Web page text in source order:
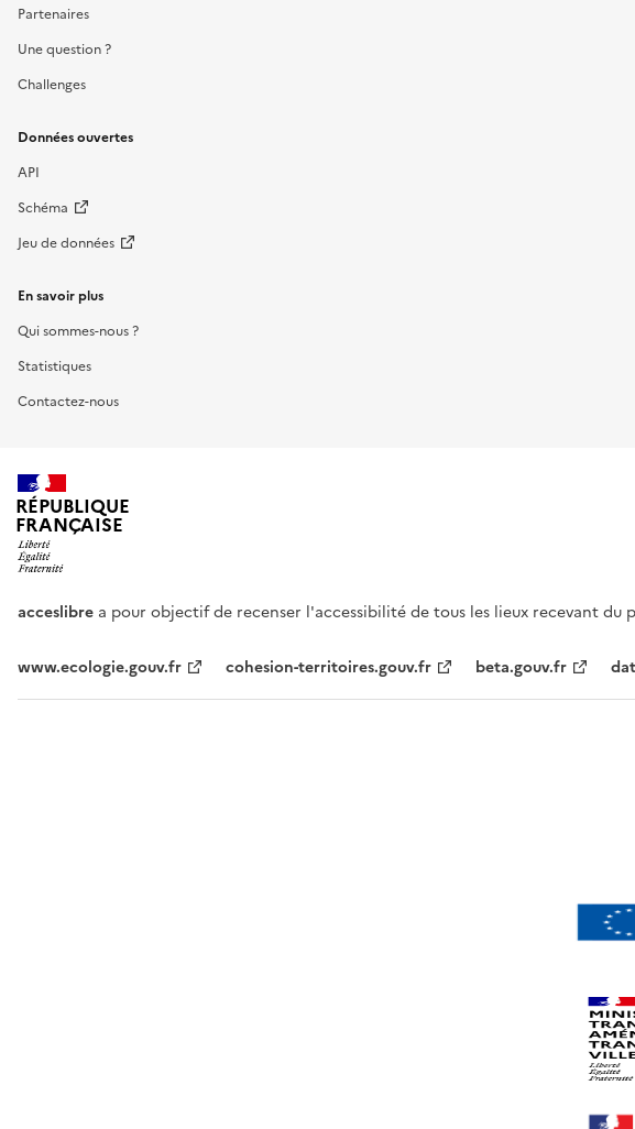
Partenaires
Une question ?
Challenges
Données ouvertes
API
Schéma
Jeu de données
En savoir plus
Qui sommes-nous ?
Statistiques
Contactez-nous
RÉPUBLIQUE
FRANÇAISE
acceslibre a pour objectif de recenser l'accessibilité de tous les lieux recevant
www.ecologie.gouv.fr cohesion-territoires.gouv.fr beta.gouv.fr